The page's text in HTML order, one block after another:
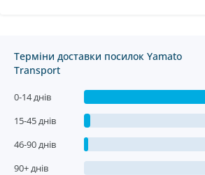
Терміни доставки посилок Yamato
Transport
0-14 днів
15-45 днів
46-90 днів
90+ днів